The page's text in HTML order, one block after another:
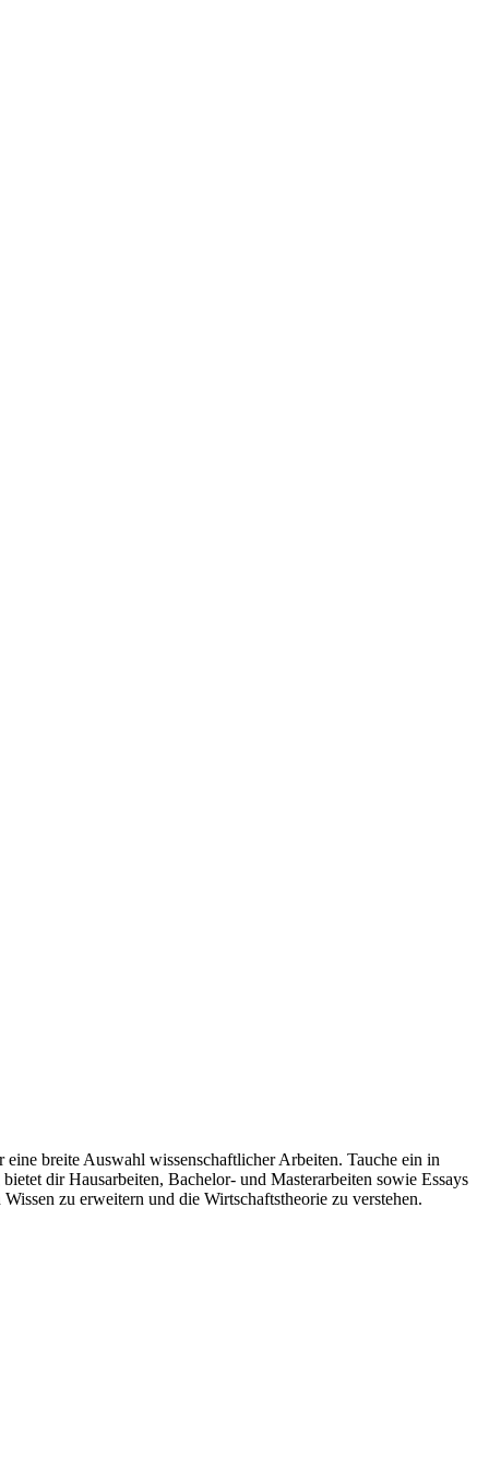
breite Auswahl wissenschaftlicher Arbeiten. Tauche ein in
dir Hausarbeiten, Bachelor- und Masterarbeiten sowie Essays
zu erweitern und die Wirtschaftstheorie zu verstehen.